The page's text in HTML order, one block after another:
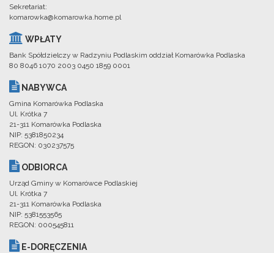
Sekretariat:
komarowka@komarowka.home.pl
WPŁATY
Bank Spółdzielczy w Radzyniu Podlaskim oddział Komarówka Podlaska
80 8046 1070 2003 0450 1859 0001
NABYWCA
Gmina Komarówka Podlaska
Ul. Krótka 7
21-311 Komarówka Podlaska
NIP: 5381850234
REGON: 030237575
ODBIORCA
Urząd Gminy w Komarówce Podlaskiej
Ul. Krótka 7
21-311 Komarówka Podlaska
NIP: 5381553565
REGON: 000545811
E-DORĘCZENIA